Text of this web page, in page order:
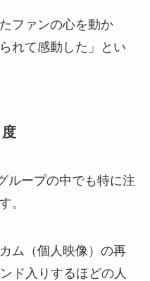
ファンの心を動か
れて感動した」とい
ループの中でも特に注
。
ム（個人映像）の再
ド入りするほどの人